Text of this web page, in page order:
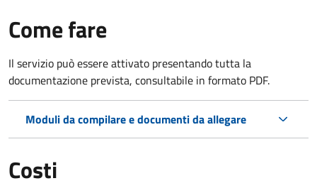
Come fare
Il servizio può essere attivato presentando tutta la
documentazione prevista, consultabile in formato PDF.
Moduli da compilare e documenti da allegare
Costi